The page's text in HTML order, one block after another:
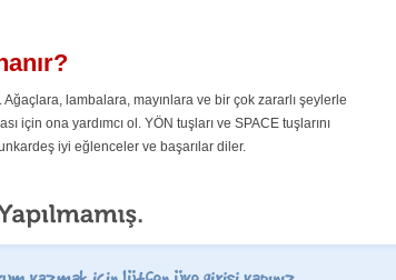
lambalara, mayınlara ve bir çok zararlı şeylerle
için ona yardımcı ol. YÖN tuşları ve SPACE tuşlarını
iyi eğlenceler ve başarılar diler.